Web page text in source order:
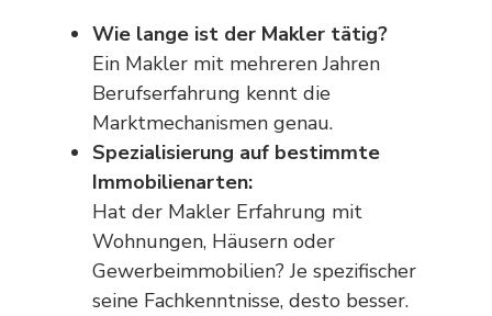
Wie lange ist der Makler tätig?
Ein Makler mit mehreren Jahren
Berufserfahrung kennt die
Marktmechanismen genau.
Spezialisierung auf bestimmte
Immobilienarten:
Hat der Makler Erfahrung mit
Wohnungen, Häusern oder
Gewerbeimmobilien? Je spezifischer
seine Fachkenntnisse, desto besser.